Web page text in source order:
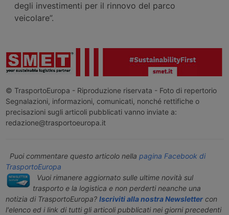
degli investimenti per il rinnovo del parco
veicolare”.
© TrasportoEuropa - Riproduzione riservata - Foto di repertorio
Segnalazioni, informazioni, comunicati, nonché rettifiche o
precisazioni sugli articoli pubblicati vanno inviate a:
redazione@trasportoeuropa.it
Puoi commentare questo articolo nella pagina Facebook di
TrasportoEuropa
Vuoi rimanere aggiornato sulle ultime novità sul
trasporto e la logistica e non perderti neanche una
notizia di TrasportoEuropa? Iscriviti alla nostra Newslettercon
l'elenco ed i link di tutti gli articoli pubblicati nei giorni precedenti